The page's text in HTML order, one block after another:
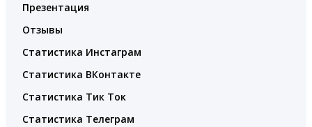
Презентация
Отзывы
Статистика Инстаграм
Статистика ВКонтакте
Статистика Тик Ток
Статистика Телеграм